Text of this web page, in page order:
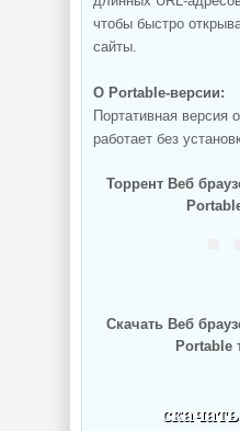
чтобы быстро
сайты.
О Portable-версии:
Портативная версия
работает без
Торрент Веб
Скачать Веб
Portable